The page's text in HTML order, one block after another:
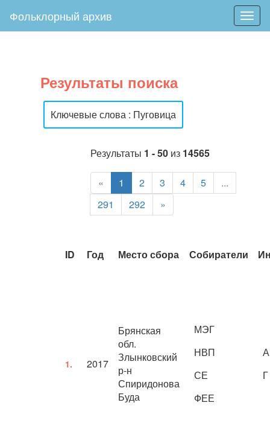
Фольклорный архив
Результаты поиска
Ключевые слова : Пуговица
Результаты 1 - 50 из 14565
« 1 2 3 4 5
...
291
292 »
ID Год Место сбора Собиратели
1. 2017
Брянская
обл.
Злынковский
р-н
Спиридонова
Буда
МЭГ
НВП
СЕ
ФЕЕ
А
Г